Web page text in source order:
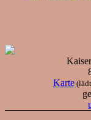
Karte